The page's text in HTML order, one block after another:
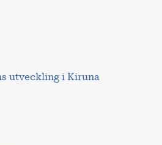
utveckling i Kiruna